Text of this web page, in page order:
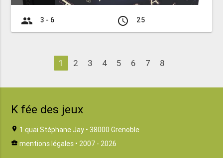
group 3 - 6 access_time 25
1 2 3 4 5 6 7 8
K fée des jeux
location_on 1 quai Stéphane Jay • 38000 Grenoble
business_center mentions légales • 2007 - 2026